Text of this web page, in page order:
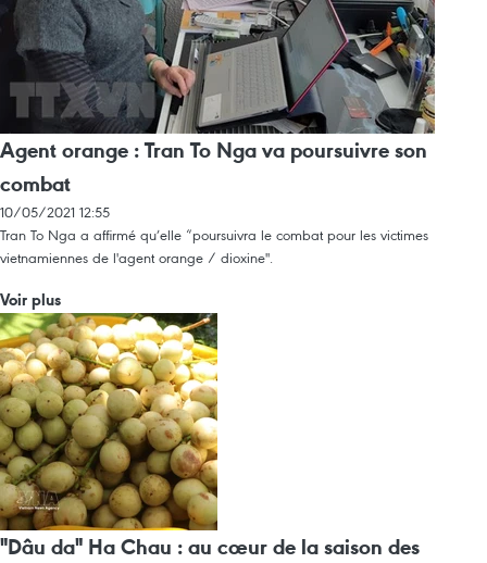
Agent orange : Tran To Nga va poursuivre son
combat
10/05/2021 12:55
Tran To Nga a affirmé qu’elle “poursuivra le combat pour les victimes
vietnamiennes de l'agent orange / dioxine".
Voir plus
"Dâu da" Ha Chau : au cœur de la saison des